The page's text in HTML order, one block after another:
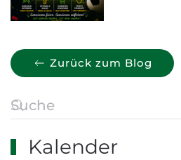
Zurück zum Blog
Kalender